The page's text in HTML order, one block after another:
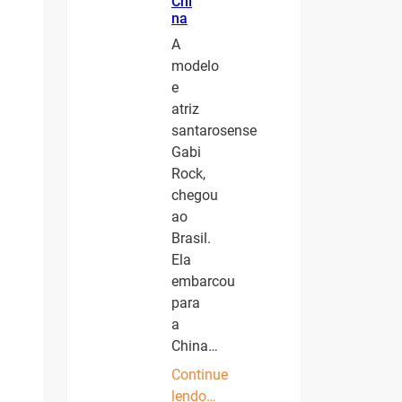
na
A
modelo
e
atriz
santarosense
Gabi
Rock,
chegou
ao
Brasil.
Ela
embarcou
para
a
China…
Continue
lendo…